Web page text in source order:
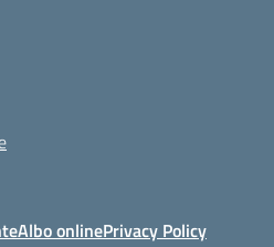
Albo onlinePrivacy Policy